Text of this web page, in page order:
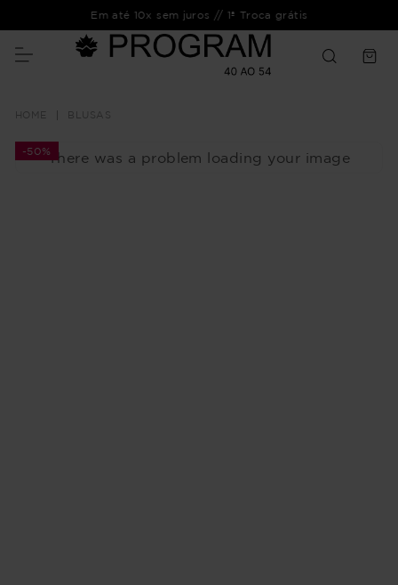
Em até 10x sem juros // 1ª Troca grátis
BLUSAS
There was a problem loading your image
-50%